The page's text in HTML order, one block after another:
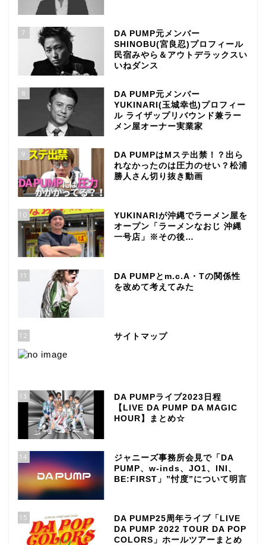
7
DA PUMP元メンバー
SHINOBU(宮良忍)プロフィール
民宿みやら＆アウトデラックスい
いねダンス
8
DA PUMP元メンバー
YUKINARI(玉城幸也)プロフィー
ル ライザップリバウンド兼ラー
メン屋オーナー実業家
9
DA PUMPはMステ出禁！？出ら
れなかったのは圧力のせい？松浦
勝人さん切り抜き動画
10
YUKINARIが沖縄でラーメン屋を
オープン「ラーメンなおじ 沖縄
一号店」※その後…
11
DA PUMPとm.c.A・Tの関係性
を改めて考えてみた
12 サイトマップ
13
DA PUMPライブ2023日程
【LIVE DA PUMP DA MAGIC
HOUR】まとめ☆
14
ジャニーズ事務所会見で「DA
PUMP、w-inds、JO1、INI、
BE:FIRST」”忖度”について明言
15
DA PUMP25周年ライブ「LIVE
DA PUMP 2022 TOUR DA POP
COLORS」ホールツアーまとめ